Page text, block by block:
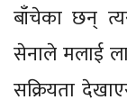
बाँचेका छन्
सेनाले मलाई
सक्रियता